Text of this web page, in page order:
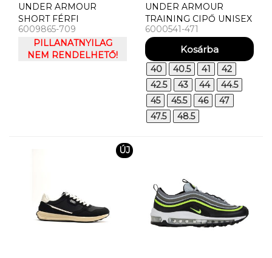
UNDER ARMOUR
SHORT FÉRFI
RÖVIDNADRÁG UNDER
ARMOUR UA VANISH
WVEN SHORT 2.0 6IN-
6009865-709
PILLANATNYILAG
NEM RENDELHETŐ!
UNDER ARMOUR
TRAINING CIPŐ UNISEX
TEREMCIPÕ UNDER
ARMOUR UA U
MAGNETICO SELECT 5
IN
6000541-471
40 40.5 41
42
42.5
43 44
44.5
45
45.5 46
47
47.5
48.5
ÚJ